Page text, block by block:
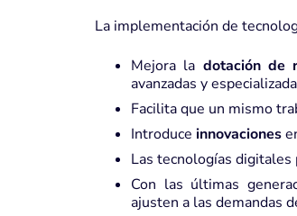
La implementación de
Mejora la dotación de
avanzadas y
Facilita que un mismo
Introduce innovaciones
Las tecnologías digitales
Con las últimas
ajusten a las demandas